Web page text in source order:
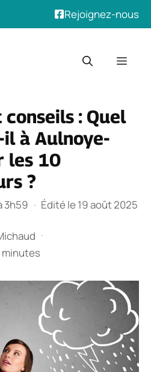
Rejoignez-nous
: Quel
à Aulnoye-
les 10
?
3h59 · Édité le 19 août 2025
·
minutes